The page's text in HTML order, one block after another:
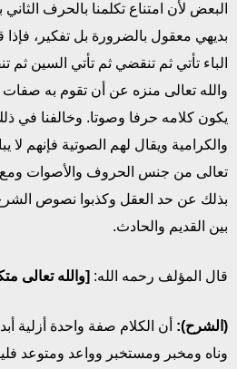
البعض لأن امتناع تكلمنا بالحرف
بديهي معقول بالضرورة بل تفكير،
الباء تأتي ثم تنقضي ثم تأتي السين ثم
والله تعالى منزه عن أن تقوم به
يكون كلامه حرفا وصوتا. وخالفنا في
والكرامية ويقال لهم الصوتية فإنهم لا
تعالى من جنس الحروف والأصوات ومع
بذلك عن حد العقل وكذبوا نصوص
بين القديم والحادث.
قال المؤلف رحمه الله: [والله تعالى
(الشرح): أن الكلام صفة واحدة أزلية
وناه ومخبر ومستخبر وواعد ومتوعد